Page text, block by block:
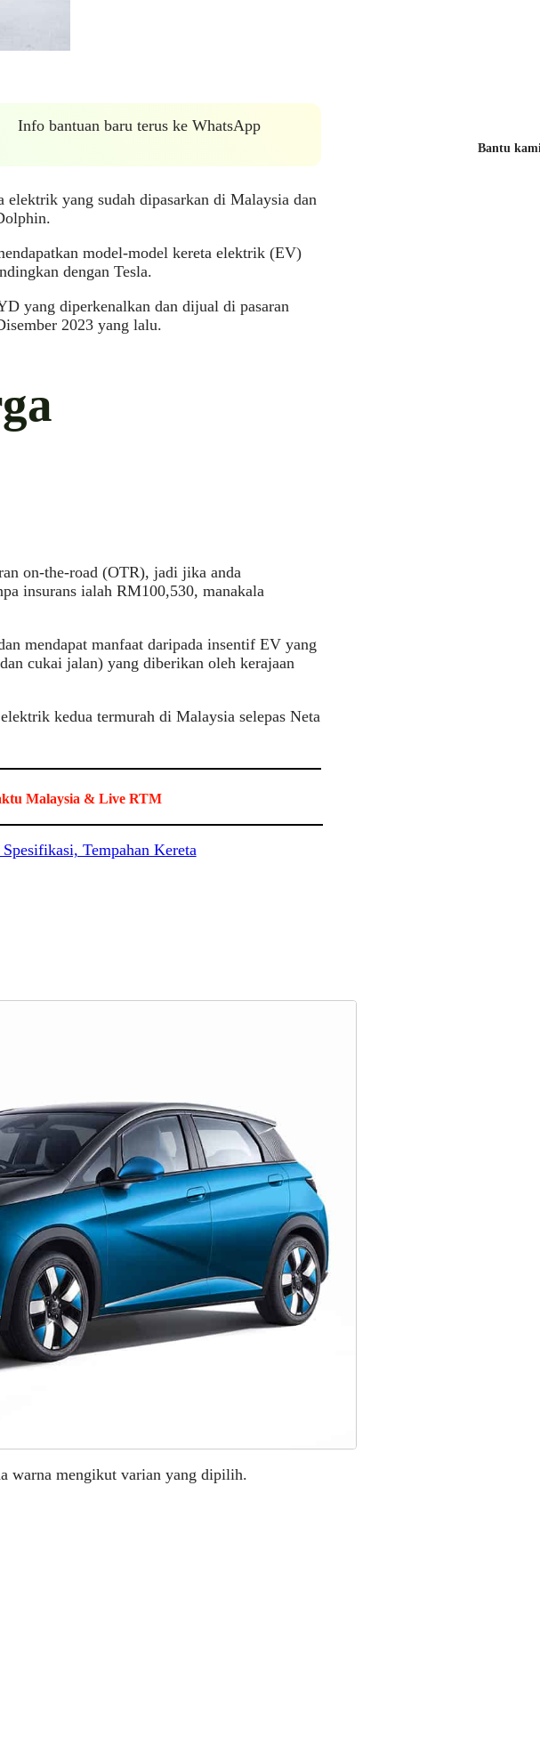
Info bantuan baru terus ke WhatsApp
elektrik yang sudah dipasarkan di Malaysia dan
model-model kereta elektrik (EV)
dengan Tesla.
yang diperkenalkan dan dijual di pasaran
2023 yang lalu.
on-the-road (OTR), jadi jika anda
insurans ialah RM100,530, manakala
mendapat manfaat daripada insentif EV yang
cukai jalan) yang diberikan oleh kerajaan
kedua termurah di Malaysia selepas Neta
Malaysia & Live RTM
Tempahan Kereta
warna mengikut varian yang dipilih.
Bantu